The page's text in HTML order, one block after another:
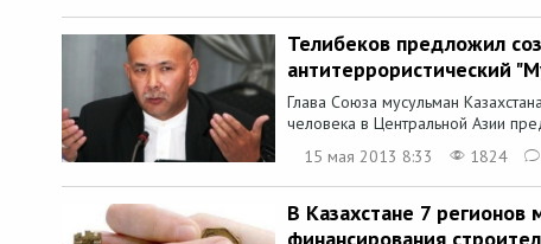
Телибеков предложил
антитеррористический
Глава Союза мусульман
человека в Центральной Азии
15 мая 2013 8:33
1824
В Казахстане 7 регионов